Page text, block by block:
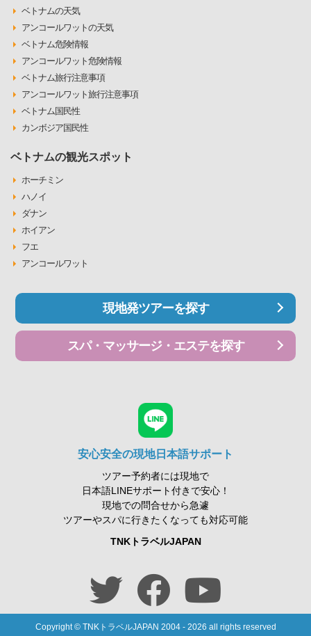
ベトナムの天気
アンコールワットの天気
ベトナム危険情報
アンコールワット危険情報
ベトナム旅行注意事項
アンコールワット旅行注意事項
ベトナム国民性
カンボジア国民性
ベトナムの観光スポット
ホーチミン
ハノイ
ダナン
ホイアン
フエ
アンコールワット
現地発ツアーを探す
スパ・マッサージ・エステを探す
安心安全の現地日本語サポート
ツアー予約者には現地で
日本語LINEサポート付きで安心！
現地での問合せから急遽
ツアーやスパに行きたくなっても対応可能
TNKトラベルJAPAN
Copyright © TNKトラベルJAPAN 2004 - 2026 all rights reserved